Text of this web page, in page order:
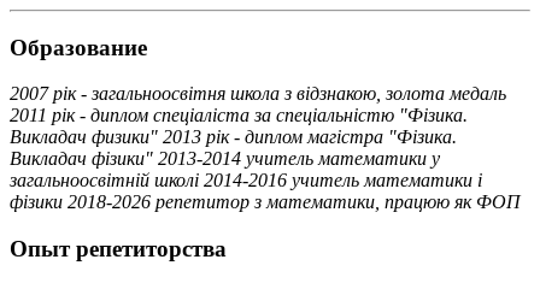
Образование
2007 рік - загальноосвітня школа з відзнакою, золота медаль
2011 рік - диплом спеціаліста за спеціальністю "Фізика.
Викладач физики" 2013 рік - диплом магістра "Фізика.
Викладач фізики" 2013-2014 учитель математики у
загальноосвітній школі 2014-2016 учитель математики і
фізики 2018-2026 репетитор з математики, працюю як ФОП
Опыт репетиторства